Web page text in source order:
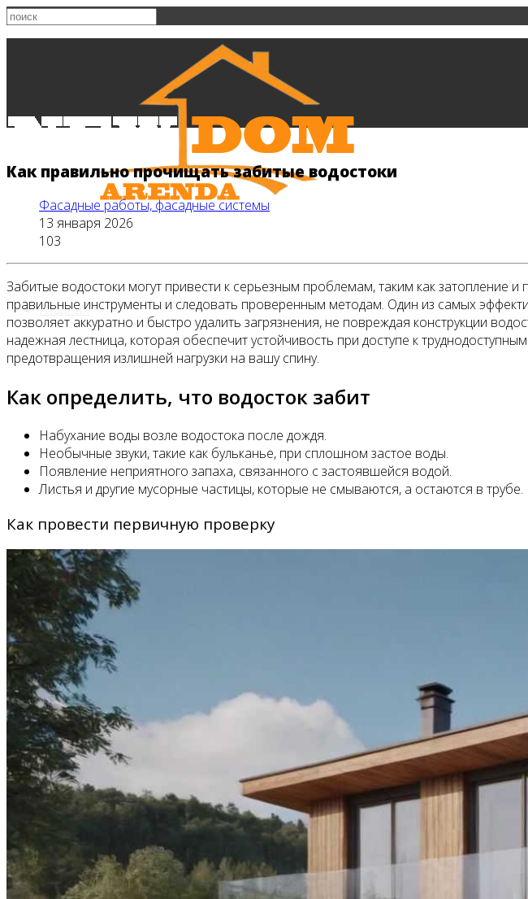
Главная
Все новости
Видео
Как правильно прочищать забитые водостоки
Фасадные работы, фасадные системы
13 января 2026
103
Забитые водостоки могут привести к серьезным проблемам, таким как
правильные инструменты и следовать проверенным методам. Один из самых
позволяет аккуратно и быстро удалить загрязнения, не повреждая конструкции
надежная лестница, которая обеспечит устойчивость при доступе к
предотвращения излишней нагрузки на вашу спину.
Как определить, что водосток забит
Набухание воды возле водостока после дождя.
Необычные звуки, такие как бульканье, при сплошном застое воды.
Появление неприятного запаха, связанного с застоявшейся водой.
Листья и другие мусорные частицы, которые не смываются, а остаются в трубе.
Как провести первичную проверку